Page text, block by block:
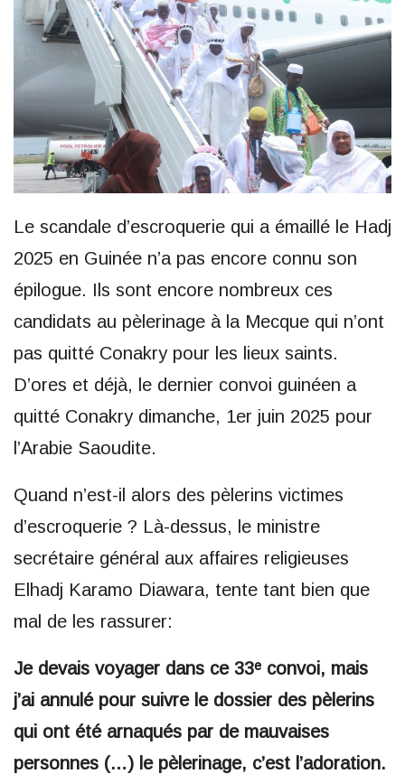
Le scandale d’escroquerie qui a émaillé le Hadj
2025 en Guinée n’a pas encore connu son
épilogue. Ils sont encore nombreux ces
candidats au pèlerinage à la Mecque qui n’ont
pas quitté Conakry pour les lieux saints.
D’ores et déjà, le dernier convoi guinéen a
quitté Conakry dimanche, 1er juin 2025 pour
l’Arabie Saoudite.
Quand n’est-il alors des pèlerins victimes
d’escroquerie ? Là-dessus, le ministre
secrétaire général aux affaires religieuses
Elhadj Karamo Diawara, tente tant bien que
mal de les rassurer:
Je devais voyager dans ce 33ᵉ convoi, mais
j’ai annulé pour suivre le dossier des pèlerins
qui ont été arnaqués par de mauvaises
personnes (…) le pèlerinage, c’est l’adoration.